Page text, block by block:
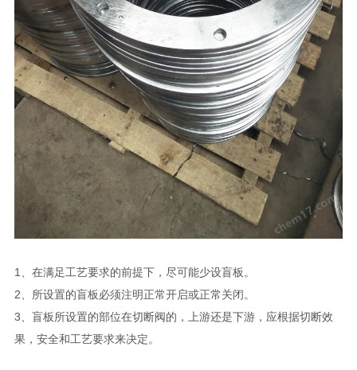
1、在满足工艺要求的前提下，尽可能少设盲板。
2、所设置的盲板必须注明正常开启或正常关闭。
3、盲板所设置的部位在切断阀的，上游还是下游，应根据切断效
果，安全和工艺要求来决定。